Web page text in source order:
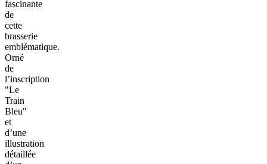
fascinante
de
cette
brasserie
emblématique.
Orné
de
l’inscription
"Le
Train
Bleu"
et
d’une
illustration
détaillée